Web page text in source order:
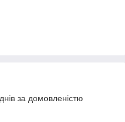
за домовленістю